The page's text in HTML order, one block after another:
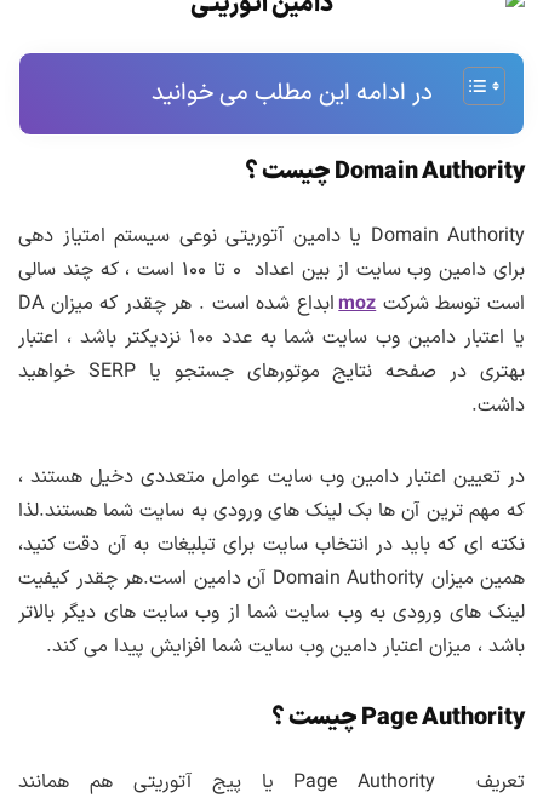
در ادامه این مطلب می خوانید
Domain Authority چیست ؟
Domain Authority یا دامین آتوریتی نوعی سیستم امتیاز دهی
برای دامین وب سایت از بین اعداد ۰ تا ۱۰۰ است ، که چند سالی
است توسط شرکتmoz
ابداع شده است . هر چقدر که میزان DA
یا اعتبار دامین وب سایت شما به عدد ۱۰۰ نزدیکتر باشد ، اعتبار
بهتری در صفحه نتایج موتورهای جستجو یا SERP خواهید
داشت.
در تعیین اعتبار دامین وب سایت عوامل متعددی دخیل هستند ،
که مهم ترین آن ها بک لینک های ورودی به سایت شما هستند.لذا
نکته ای که باید در انتخاب سایت برای تبلیغات به آن دقت کنید،
همین میزان Domain Authority آن دامین است.هر چقدر کیفیت
لینک های ورودی به وب سایت شما از وب سایت های دیگر بالاتر
باشد ، میزان اعتبار دامین وب سایت شما افزایش پیدا می کند.
Page Authority چیست ؟
تعریف Page Authority یا پیج آتوریتی هم همانند